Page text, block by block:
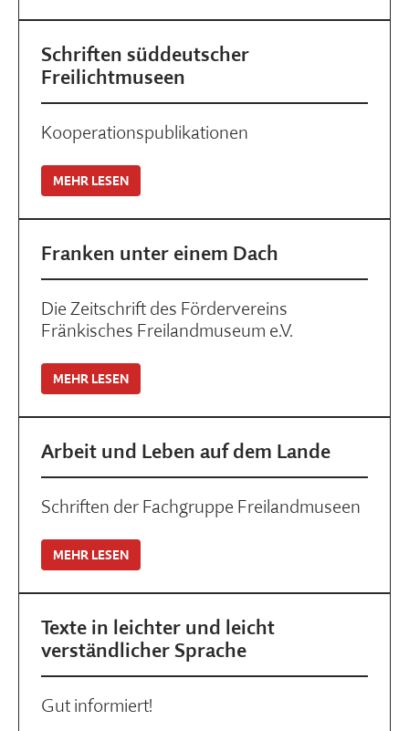
Schriften süddeutscher
Freilichtmuseen
Kooperationspublikationen
MEHR LESEN
Franken unter einem Dach
Die Zeitschrift des Fördervereins
Fränkisches Freilandmuseum e.V.
MEHR LESEN
Arbeit und Leben auf dem Lande
Schriften der Fachgruppe Freilandmuseen
MEHR LESEN
Texte in leichter und leicht
verständlicher Sprache
Gut informiert!